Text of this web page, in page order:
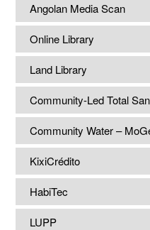
Angolan Media Scan
Online Library
Land Library
Community-Led Total
Community Water –
KixiCrédito
HabiTec
LUPP